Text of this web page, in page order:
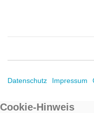
Datenschutz Impressum
Cookie-Hinweis